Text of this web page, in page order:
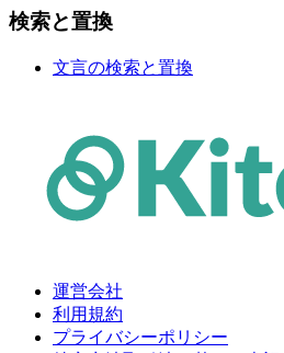
検索と置換
文言の検索と置換
運営会社
利用規約
プライバシーポリシー